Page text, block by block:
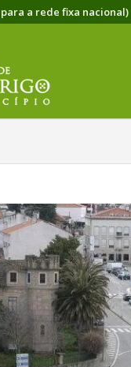
para a rede fixa nacional)